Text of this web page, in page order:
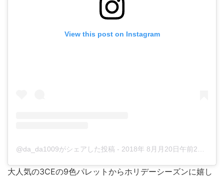
View this post on Instagram
@da_da1009がシェアした投稿 - 2018年 8月月20日午前2時30分PDT
大人気の3CEの9色パレットからホリデーシーズンに嬉し